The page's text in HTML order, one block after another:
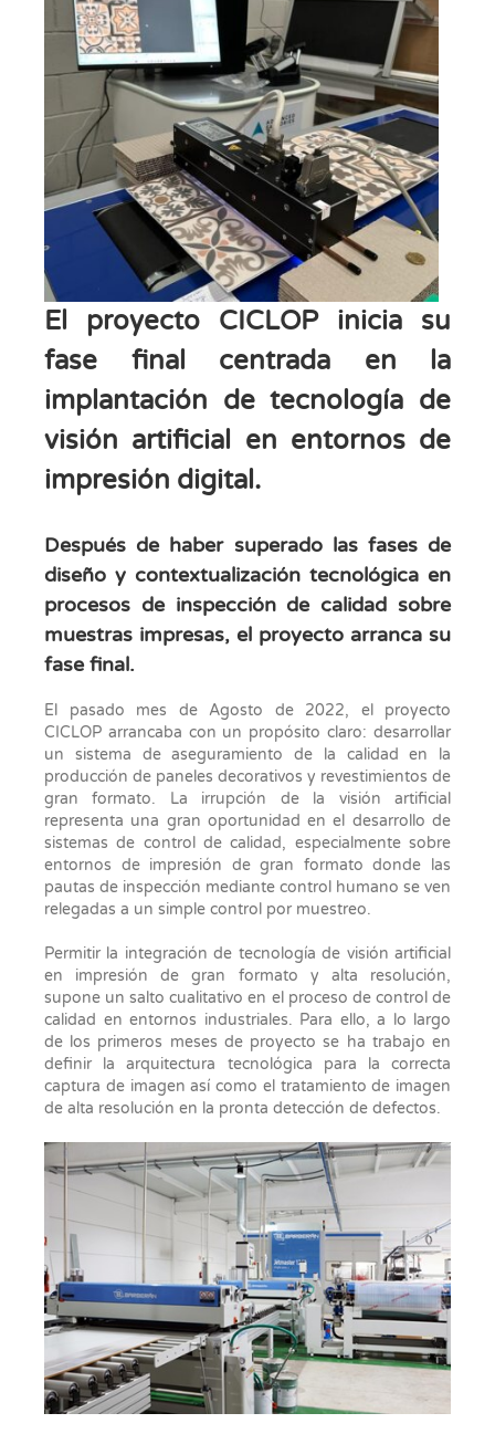
El proyecto CICLOP inicia su
fase final centrada en la
implantación de tecnología de
visión artificial en entornos de
impresión digital.
Después de haber superado las fases de
diseño y contextualización tecnológica en
procesos de inspección de calidad sobre
muestras impresas, el proyecto arranca su
fase final.
El pasado mes de Agosto de 2022, el proyecto
CICLOP arrancaba con un propósito claro: desarrollar
un sistema de aseguramiento de la calidad en la
producción de paneles decorativos y revestimientos de
gran formato. La irrupción de la visión artificial
representa una gran oportunidad en el desarrollo de
sistemas de control de calidad, especialmente sobre
entornos de impresión de gran formato donde las
pautas de inspección mediante control humano se ven
relegadas a un simple control por muestreo.
Permitir la integración de tecnología de visión artificial
en impresión de gran formato y alta resolución,
supone un salto cualitativo en el proceso de control de
calidad en entornos industriales. Para ello, a lo largo
de los primeros meses de proyecto se ha trabajo en
definir la arquitectura tecnológica para la correcta
captura de imagen así como el tratamiento de imagen
de alta resolución en la pronta detección de defectos.